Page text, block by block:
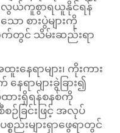
ကို လွယ်ကူစွာရယူနိုင်ရန်
ာ စားပွဲများကို
က်တွင် သိမ်းဆည်းရာ
ေရာများ၊ ကိုးကား
ေရာများခွဲခြား၍
ထားရှိရန်စနစ်ကို
ခြင်းဖြင့် အလုပ်
စည်းများရှာဖွေရာတွင်